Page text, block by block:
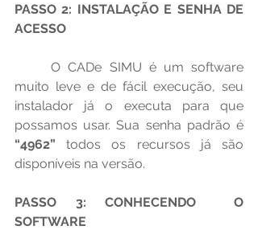
PASSO 2: INSTALAÇÃO E SENHA DE
ACESSO
	O CADe SIMU é um software
muito leve e de fácil execução, seu
instalador já o executa para que
possamos usar. Sua senha padrão é
“4962” todos os recursos já são
disponíveis na versão.
PASSO 3: CONHECENDO  O
SOFTWARE